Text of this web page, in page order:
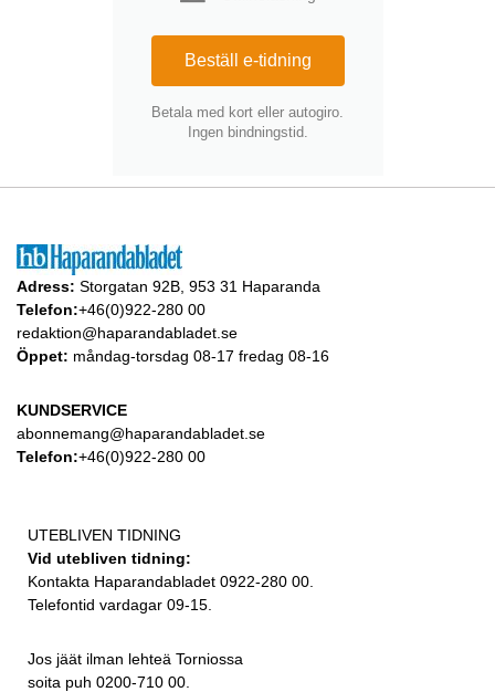
Beställ e-tidning
Betala med kort eller autogiro.
Ingen bindningstid.
Adress: Storgatan 92B, 953 31 Haparanda
Telefon:+46(0)922-280 00
redaktion@haparandabladet.se
Öppet: måndag-torsdag 08-17 fredag 08-16
KUNDSERVICE
abonnemang@haparandabladet.se
Telefon:+46(0)922-280 00
UTEBLIVEN TIDNING
Vid utebliven tidning:
Kontakta Haparandabladet 0922-280 00.
Telefontid vardagar 09-15.
Jos jäät ilman lehteä Torniossa
soita puh 0200-710 00.